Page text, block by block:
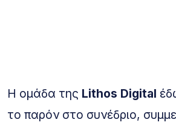
Η ομάδα της Lithos Digital
το παρόν στο συνέδριο,